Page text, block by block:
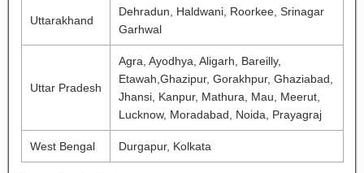
Uttarakhand
Dehradun, Haldwani, Roorkee, Srinagar
Garhwal
Uttar Pradesh
Agra, Ayodhya, Aligarh, Bareilly,
Etawah,Ghazipur, Gorakhpur, Ghaziabad,
Jhansi, Kanpur, Mathura, Mau, Meerut,
Lucknow, Moradabad, Noida, Prayagraj
West Bengal Durgapur, Kolkata